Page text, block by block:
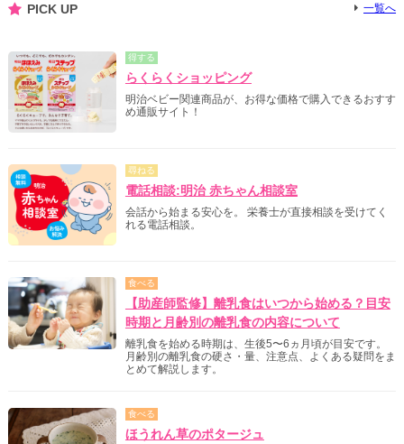
PICK UP 一覧へ
得する
らくらくショッピング
明治ベビー関連商品が、お得な価格で購入できるおすす
め通販サイト！
尋ねる
電話相談:明治 赤ちゃん相談室
会話から始まる安心を。 栄養士が直接相談を受けてく
れる電話相談。
食べる
【助産師監修】離乳食はいつから始める？目安
時期と月齢別の離乳食の内容について
離乳食を始める時期は、生後5〜6ヵ月頃が目安です。
月齢別の離乳食の硬さ・量、注意点、よくある疑問をま
とめて解説します。
食べる
ほうれん草のポタージュ